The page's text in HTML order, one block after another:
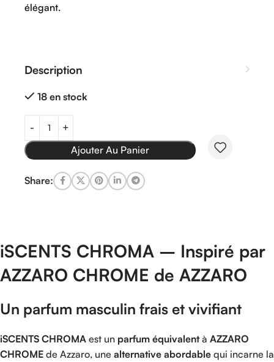
élégant.
Description
18 en stock
Ajouter Au Panier
Share:
iSCENTS CHROMA – Inspiré par
AZZARO CHROME de AZZARO
Un parfum masculin frais et vivifiant
iSCENTS CHROMA est un parfum équivalent à AZZARO
CHROME de Azzaro, une alternative abordable qui incarne la